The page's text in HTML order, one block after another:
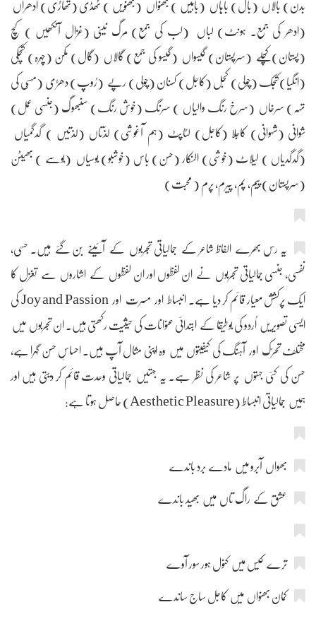
بدن) بالاں (بال) باہاں (باہیں ) بھنواں (بھنویں ) ٹھڈی (تھاڑی) ادھراں
(ادھر کی جمع۔ ہونٹ) لباں (لب کی جمع) مرگ نینی (غزال آنکھیں ) کچ
(پستان)کچلے (سرپستان) گیسواں (گیسو کی جمع) گالاں (گال) مکن (چہرہ) کنچکی
(انگیا)کنجک (چولی) کجل (کاجل) کسنان (چولی) رپے (رُوپ) دھڑی (مسّی کی
تہہ) سرخاں (سرخ رنگ والیاں ) سرنگ (خوش رنگ) سنبھوگ (جنسی عمل)
شوانی (شہوانی) کاجلا (کاجل) لٹاپٹ (ہم آغوشی) لذّتاں (لذتیں ) گدگمیاں
(گدگدیاں ) لیلاٹ (خوشی) النکار (حسن) باس (خوشبو) بوسیاں (بوسے ) بھیٹن
(سرپستان) پیم، پم، پیرم، پرم ( محبت)
یہ رس بھرے الفاظ شاعر کے جمالیاتی تجربوں کے آئینے بن گئے ہیں۔ حسی،
نفسی، جنسی جمالیاتی تجربوں نے ان لفظوں اور ان لفظوں کے اشاروں سے تغزل کا
ایک پرکشش معیار قائم کر دیا ہے۔ انبساط اور مسرت اور Joy and Passion کی
ایسی تصویریں اُردو کی بوطیقا کے ابتدائی عنوانات کی حیثیت رکھتی ہیں۔ ان تجربوں میں
مختلف تحرّک اور آہنگ کی کیفیتوں میں وہ اپنی مثال آپ ہیں۔ احساسِ حسن گہرا ہے،
حسن کی کئی جہتوں پر شاعر کی نظر ہے۔ یہ جہتیں جمالیاتی وحدت قائم کر دیتی ہیں اور
ہمیں جمالیاتی انبساط (Aesthetic Pleasure) حاصل ہوتا ہے:
بھواں آبرو میں مادے برد باندے
عشق کے راگ تاں میں بھید باندے
ترے کیس میں کنول ہور سور آوے
کمان بھنواں میں کاجل ساج ساندے